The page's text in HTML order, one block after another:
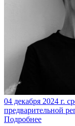
04 декабря 2024 г.
предварительной
Подробнее